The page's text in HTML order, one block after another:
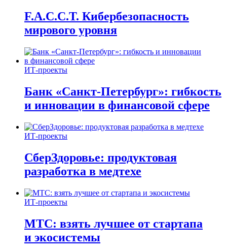
F.A.C.C.T. Кибербезопасность
мирового уровня
ИТ-проекты
Банк «Санкт-Петербург»: гибкость
и инновации в финансовой сфере
ИТ-проекты
СберЗдоровье: продуктовая
разработка в медтехе
ИТ-проекты
МТС: взять лучшее от стартапа
и экосистемы